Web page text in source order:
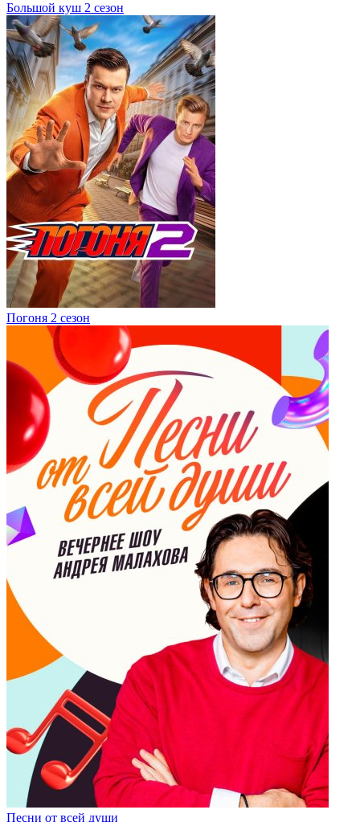
Большой куш 2 сезон
Погоня 2 сезон
Песни от всей души